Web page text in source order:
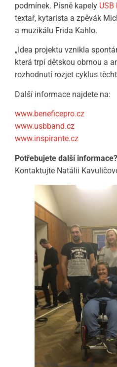
podmínek. Písně kapely USB
textař, kytarista a zpěvák
a muzikálu Frida Kahlo.
„Idea projektu vznikla
která trpí dětskou obrnou a
rozhodnutí rozjet cyklus
Další informace najdete na:
www.beneficepro.cz
www.usbband.cz
www.inspirante.cz
Potřebujete další informace?
Kontaktujte Natálii